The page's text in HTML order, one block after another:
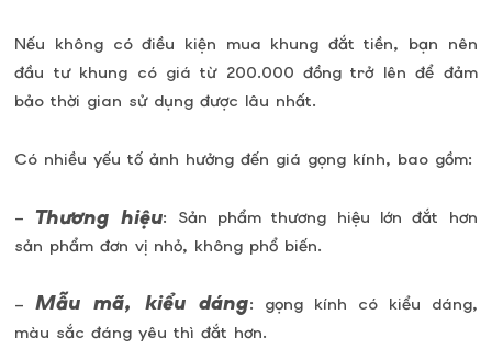
Nếu không có điều kiện mua khung đắt tiền, bạn nên
đầu tư khung có giá từ 200.000 đồng trở lên để đảm
bảo thời gian sử dụng được lâu nhất.
Có nhiều yếu tố ảnh hưởng đến giá gọng kính, bao gồm:
– Thương hiệu: Sản phẩm thương hiệu lớn đắt hơn
sản phẩm đơn vị nhỏ, không phổ biến.
–Mẫu mã, kiểu dáng: gọng kính có kiểu dáng,
màu sắc đáng yêu thì đắt hơn.